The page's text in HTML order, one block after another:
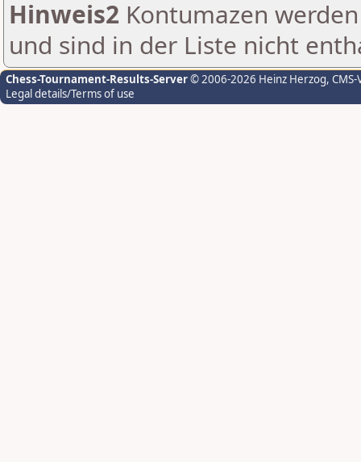
Hinweis2 Kontumazen
und sind in der Liste nicht
Chess-Tournament-Results-Server© 2006-2026 Heinz Herzog,
Legal details/Terms of use